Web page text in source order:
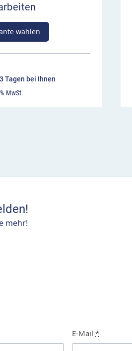
wählen
Tagen bei Ihnen
MwSt.
mehr!
E-Mail *